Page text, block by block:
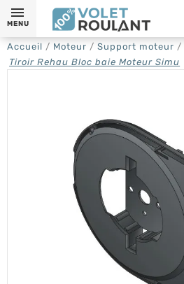
MENU
Accueil Moteur Support moteur
Tiroir Rehau Bloc baie Moteur Simu